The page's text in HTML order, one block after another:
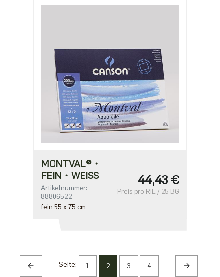
MONTVAL®・
FEIN・WEISS
Artikelnummer:
88806522
fein 55 x 75 cm
44,43 €
Preis pro RIE / 25 BG
Seite: 1 2 3 4